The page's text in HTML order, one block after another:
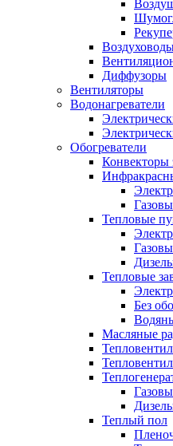
Диффузоры
Вентиляторы
Водонагреватели
Обогреватели
Конвекторы
Тепловые
Тепловые
Без
Масляные
Теплый пол